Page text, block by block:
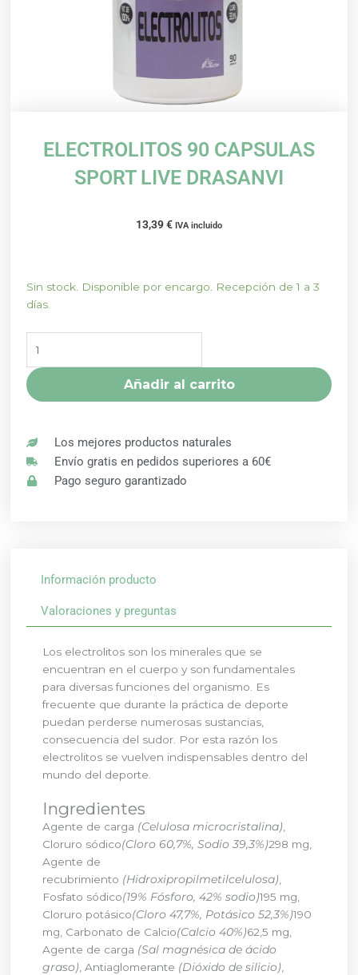
ELECTROLITOS 90 CAPSULAS
SPORT LIVE DRASANVI
13,39€ IVA incluido
Sin stock. Disponible por encargo. Recepción de 1 a 3
días.
ELECTROLITOS
90
LIVE
DRASANVI
cantidad
Añadir al carrito
Los mejores productos naturales
Envío gratis en pedidos superiores a 60€
Pago seguro garantizado
Información producto
Valoraciones y preguntas
Los electrolitos son los minerales que se
encuentran en el cuerpo y son fundamentales
para diversas funciones del organismo. Es
frecuente que durante la práctica de deporte
puedan perderse numerosas sustancias,
consecuencia del sudor. Por esta razón los
electrolitos se vuelven indispensables dentro del
mundo del deporte.
Ingredientes
Agente de carga (Celulosa microcristalina),
Cloruro sódico(Cloro 60,7%, Sodio 39,3%)298 mg,
Agente de
recubrimiento (Hidroxipropilmetilcelulosa),
Fosfato sódico(19% Fósforo, 42% sodio)195 mg,
Cloruro potásico(Cloro 47,7%, Potásico 52,3%)190
mg, Carbonato de Calcio(Calcio 40%)62,5 mg,
Agente de carga (Sal magnésica de ácido
graso), Antiaglomerante (Dióxido de silicio),